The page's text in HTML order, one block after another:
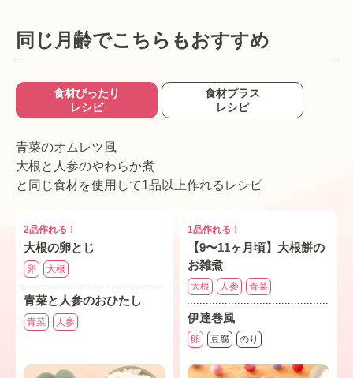
同じ月齢でこちらもおすすめ
食材ぴったり
レシピ
食材プラス
レシピ
青菜のオムレツ風
大根と人参のやわらか煮
と同じ食材を使用して1品以上作れるレシピ
2品作れる！
大根の卵とじ
卵 大根
青菜と人参のおひたし
青菜 人参
1品作れる！
【9〜11ヶ月頃】大根餅の
お雑煮
大根 人参 青菜
伊達巻風
卵 豆腐 のり